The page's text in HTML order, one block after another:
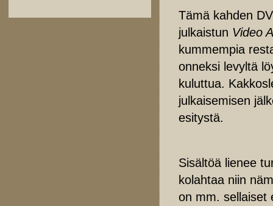
Tämä kahden
julkaistun Video
kummempia
onneksi levyltä
kuluttua.
julkaisemisen
esitystä.
Sisältöä lienee
kolahtaa niin
on mm. sellaiset